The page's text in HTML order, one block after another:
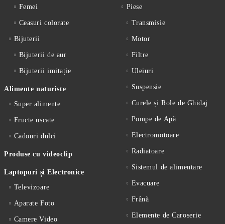
Femei
Ceasuri colorate
Bijuterii
Bijuterii de aur
Bijuterii imitație
Alimente naturiste
Super alimente
Fructe uscate
Cadouri dulci
Produse cu videoclip
Laptopuri și Electronice
Televizoare
Aparate Foto
Camere Video
Piese
Transmisie
Motor
Filtre
Uleiuri
Suspensie
Curele și Role de Ghidaj
Pompe de Apă
Electromotoare
Radiatoare
Sistemul de alimentare
Evacuare
Frână
Elemente de Caroserie